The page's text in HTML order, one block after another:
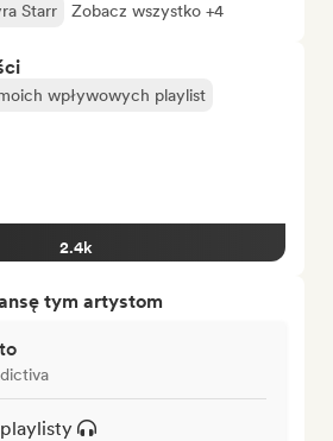
Starr Zobacz wszystko +4
wpływowych playlist
2.4k
tym artystom